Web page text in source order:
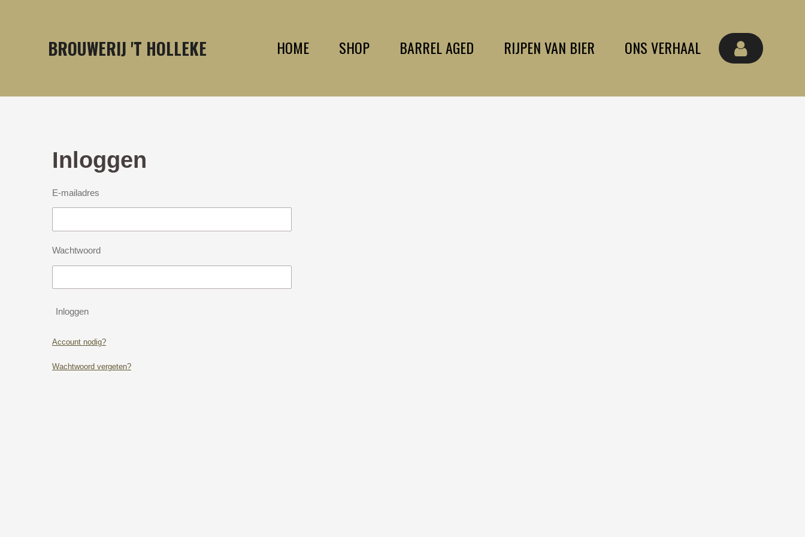
BROUWERIJ 'T HOLLEKE HOME SHOP BARREL AGED RIJPEN VAN BIER ONS VERHAAL
Inloggen
E-mailadres
Wachtwoord
Inloggen
Account nodig?
Wachtwoord vergeten?